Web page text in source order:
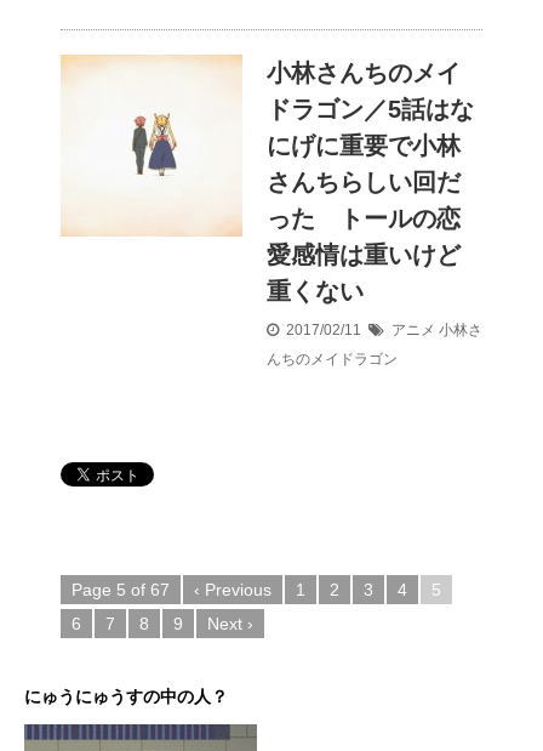
小林さんちのメイ
ドラゴン／5話はな
にげに重要で小林
さんちらしい回だ
った トールの恋
愛感情は重いけど
重くない
2017/02/11 アニメ 小林さ
んちのメイドラゴン
Page 5 of 67 ‹ Previous 1 2 3 4
5
6
7 8 9 Next ›
にゅうにゅうすの中の人？